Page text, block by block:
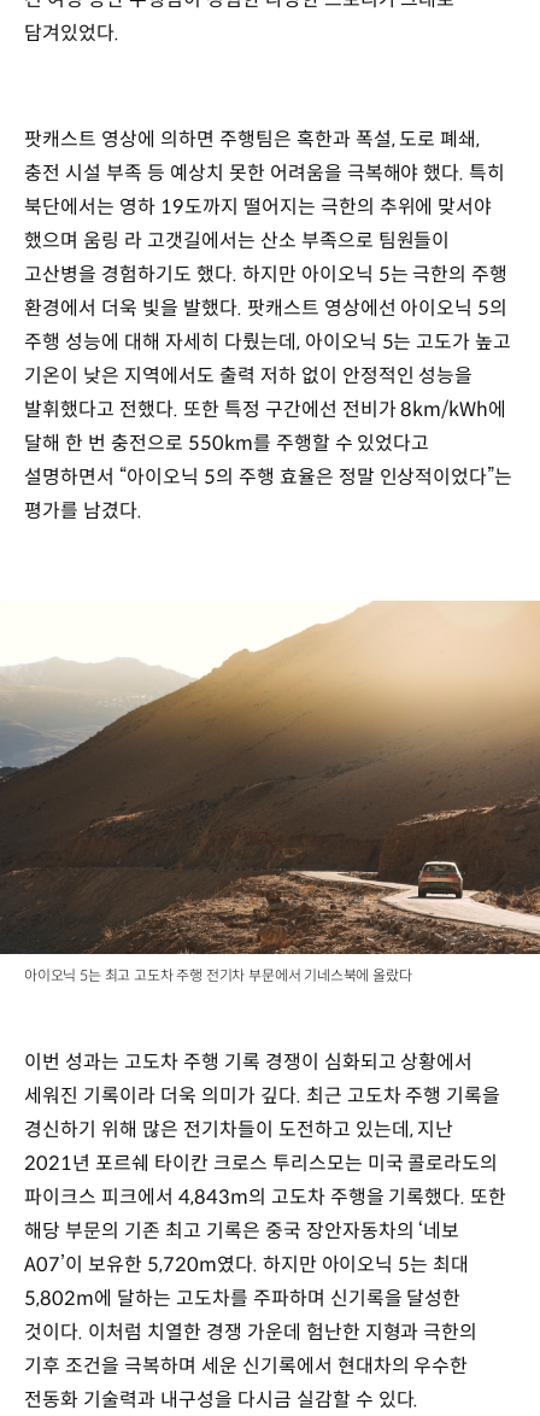
담겨있었다.
팟캐스트 영상에 의하면 주행팀은 혹한과 폭설, 도로 폐쇄,
충전 시설 부족 등 예상치 못한 어려움을 극복해야 했다. 특히
북단에서는 영하 19도까지 떨어지는 극한의 추위에 맞서야
했으며 움링 라 고갯길에서는 산소 부족으로 팀원들이
고산병을 경험하기도 했다. 하지만 아이오닉 5는 극한의 주행
환경에서 더욱 빛을 발했다. 팟캐스트 영상에선 아이오닉 5의
주행 성능에 대해 자세히 다뤘는데, 아이오닉 5는 고도가 높고
기온이 낮은 지역에서도 출력 저하 없이 안정적인 성능을
발휘했다고 전했다. 또한 특정 구간에선 전비가 8km/kWh에
달해 한 번 충전으로 550km를 주행할 수 있었다고
설명하면서 “아이오닉 5의 주행 효율은 정말 인상적이었다”는
평가를 남겼다.
아이오닉 5는 최고 고도차 주행 전기차 부문에서 기네스북에 올랐다
이번 성과는 고도차 주행 기록 경쟁이 심화되고 상황에서
세워진 기록이라 더욱 의미가 깊다. 최근 고도차 주행 기록을
경신하기 위해 많은 전기차들이 도전하고 있는데, 지난
2021년 포르쉐 타이칸 크로스 투리스모는 미국 콜로라도의
파이크스 피크에서 4,843m의 고도차 주행을 기록했다. 또한
해당 부문의 기존 최고 기록은 중국 장안자동차의 ‘네보
A07’이 보유한 5,720m였다. 하지만 아이오닉 5는 최대
5,802m에 달하는 고도차를 주파하며 신기록을 달성한
것이다. 이처럼 치열한 경쟁 가운데 험난한 지형과 극한의
기후 조건을 극복하며 세운 신기록에서 현대차의 우수한
전동화 기술력과 내구성을 다시금 실감할 수 있다.